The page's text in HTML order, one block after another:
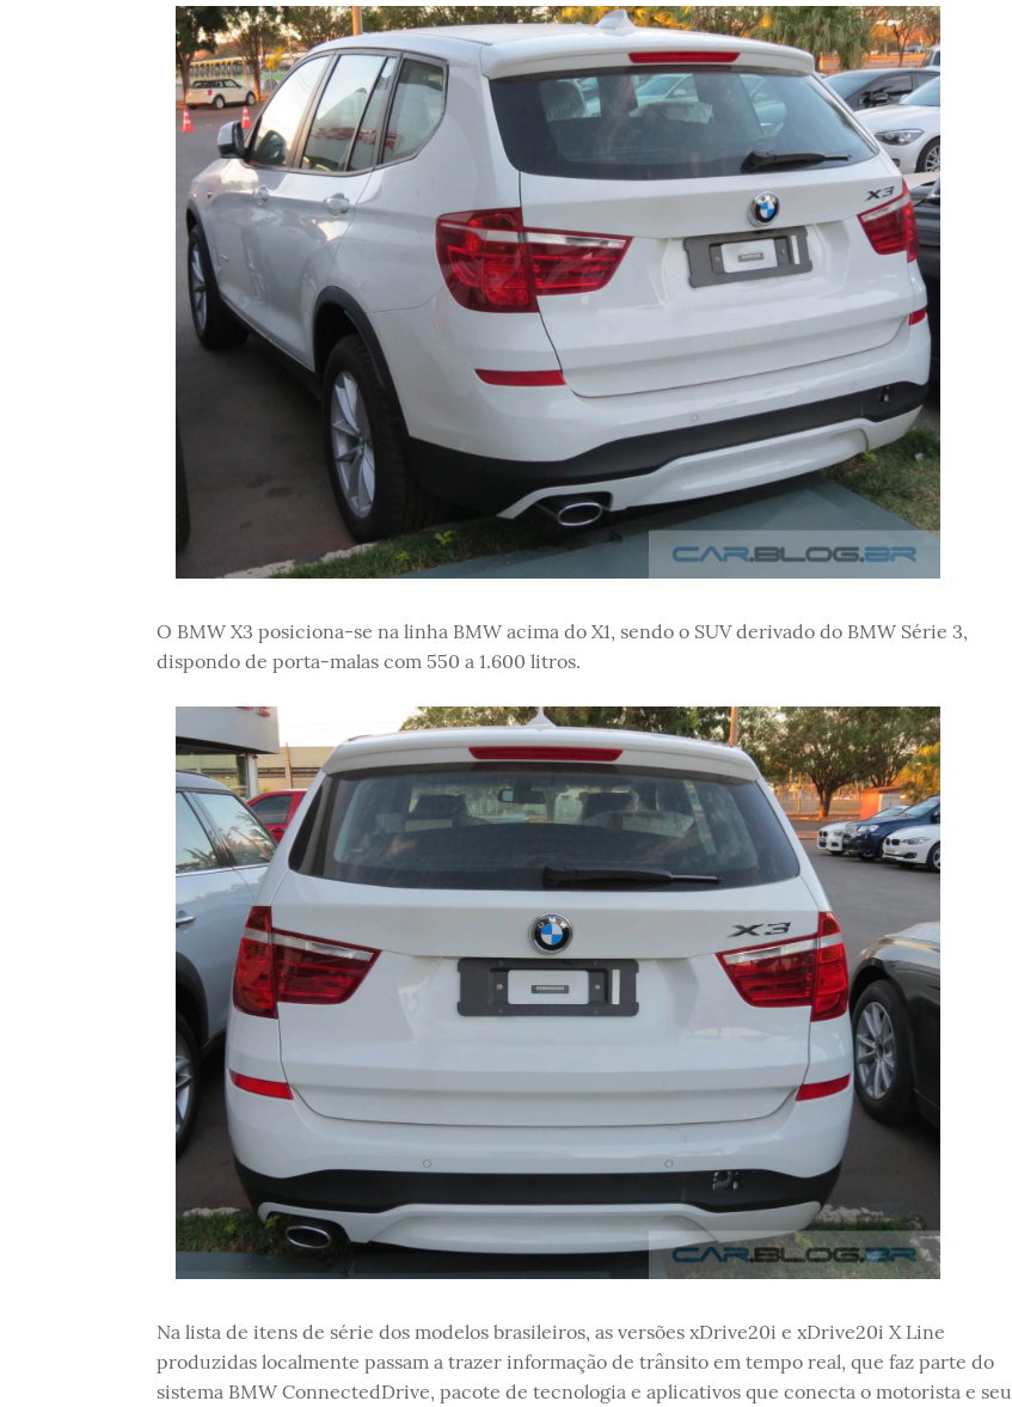
O BMW X3 posiciona-se na linha BMW acima do X1, sendo o SUV derivado do BMW Série 3,
dispondo de porta-malas com 550 a 1.600 litros.
Na lista de itens de série dos modelos brasileiros, as versões xDrive20i e xDrive20i X Line
produzidas localmente passam a trazer informação de trânsito em tempo real, que faz parte do
sistema BMW ConnectedDrive, pacote de tecnologia e aplicativos que conecta o motorista e seu